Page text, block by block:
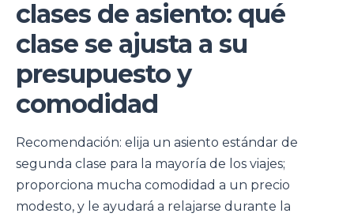
clases de asiento: qué
clase se ajusta a su
presupuesto y
comodidad
Recomendación: elija un asiento estándar de
segunda clase para la mayoría de los viajes;
proporciona mucha comodidad a un precio
modesto, y le ayudará a relajarse durante la